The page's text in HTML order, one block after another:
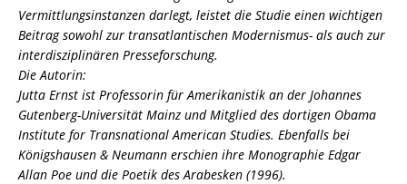
Vermittlungsinstanzen darlegt, leistet die Studie einen wichtigen
Beitrag sowohl zur transatlantischen Modernismus- als auch zur
interdisziplinären Presseforschung.
Die Autorin:
Jutta Ernst ist Professorin für Amerikanistik an der Johannes
Gutenberg-Universität Mainz und Mitglied des dortigen Obama
Institute for Transnational American Studies. Ebenfalls bei
Königshausen & Neumann erschien ihre Monographie Edgar
Allan Poe und die Poetik des Arabesken (1996).